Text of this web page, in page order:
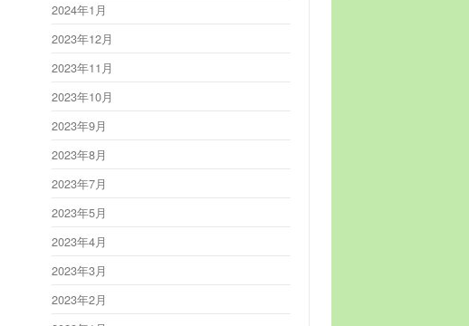
2024年1月
2023年12月
2023年11月
2023年10月
2023年9月
2023年8月
2023年7月
2023年5月
2023年4月
2023年3月
2023年2月